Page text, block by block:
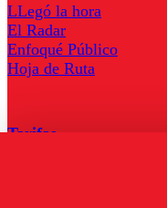
LLegó la hora
El Radar
Enfoqué Público
Hoja de Ruta
Tarifas